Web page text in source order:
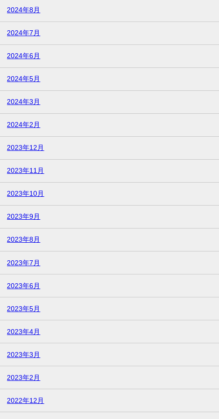
2024年8月
2024年7月
2024年6月
2024年5月
2024年3月
2024年2月
2023年12月
2023年11月
2023年10月
2023年9月
2023年8月
2023年7月
2023年6月
2023年5月
2023年4月
2023年3月
2023年2月
2022年12月